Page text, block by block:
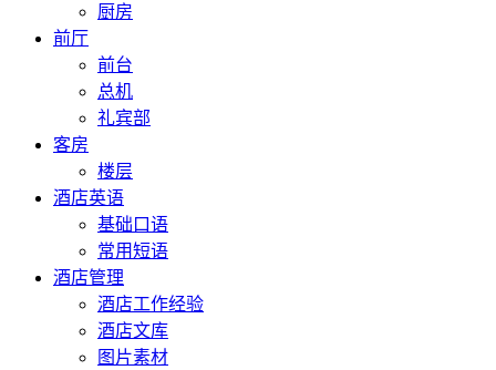
厨房
前厅
前台
总机
礼宾部
客房
楼层
酒店英语
基础口语
常用短语
酒店管理
酒店工作经验
酒店文库
图片素材